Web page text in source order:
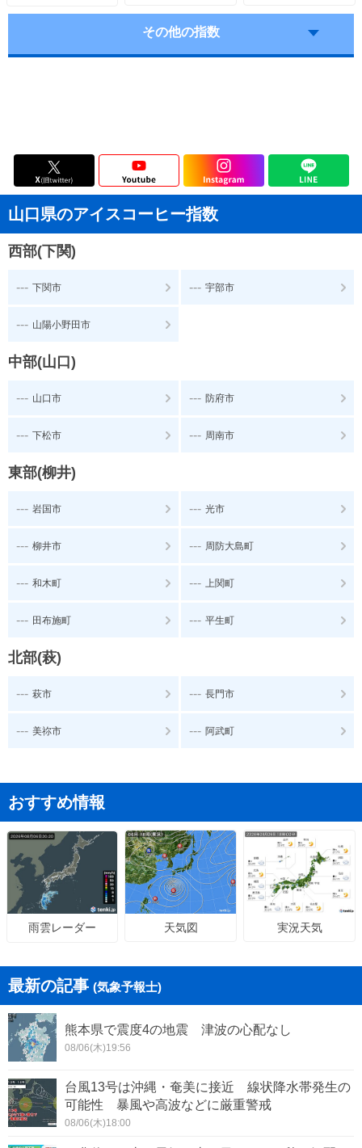
その他の指数
山口県のアイスコーヒー指数
西部(下関)
--- 下関市 --- 宇部市
--- 山陽小野田市
中部(山口)
--- 山口市 --- 防府市
--- 下松市 --- 周南市
東部(柳井)
--- 岩国市 --- 光市
--- 柳井市 --- 周防大島町
--- 和木町 --- 上関町
--- 田布施町 --- 平生町
北部(萩)
--- 萩市 --- 長門市
--- 美祢市 --- 阿武町
おすすめ情報
雨雲レーダー 天気図 実況天気
最新の記事 (気象予報士)
熊本県で震度4の地震 津波の心配なし
08/06(木)19:56
台風13号は沖縄・奄美に接近 線状降水帯発生の
可能性 暴風や高波などに厳重警戒
08/06(木)18:00